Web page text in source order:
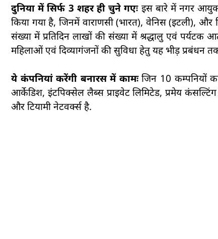
दुनिया में सिर्फ 3 शहर ही चुने गएः इस बारे में नगर
किया गया है, जिनमें वाराणसी (भारत), वेनिस (इटली), और
संख्या में प्रतिदिन लाखों की संख्या में श्रद्धालु एवं पर्यटक
महिलाओं एवं दिव्यागंजनों की सुविधा हेतु यह भीड़ प्रबंधन
ये कंपनियां करेंगी बनारस में कामःजिन 10 कम्पनियों
आर्केडिश, इंटपिक्सेल लैब्स प्राइवेट लिमिटेड, प्रमेय कंसल्टिंग
और टियामी नेटवर्क्स है.